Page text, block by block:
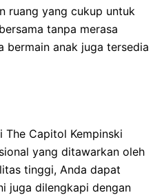
ruang yang cukup untuk
tanpa merasa
bermain anak juga tersedia
The Capitol Kempinski
yang ditawarkan oleh
tinggi, Anda dapat
juga dilengkapi dengan